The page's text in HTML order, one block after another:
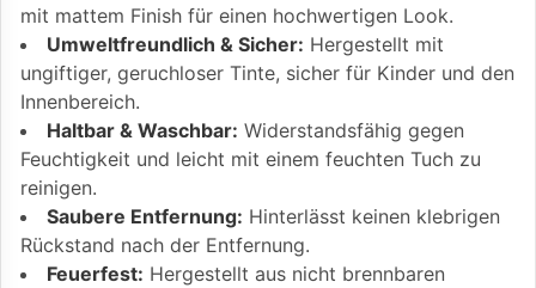
mit mattem Finish für einen hochwertigen Look.
Umweltfreundlich & Sicher: Hergestellt mit
ungiftiger, geruchloser Tinte, sicher für Kinder und den
Innenbereich.
Haltbar & Waschbar: Widerstandsfähig gegen
Feuchtigkeit und leicht mit einem feuchten Tuch zu
reinigen.
Saubere Entfernung: Hinterlässt keinen klebrigen
Rückstand nach der Entfernung.
Feuerfest: Hergestellt aus nicht brennbaren